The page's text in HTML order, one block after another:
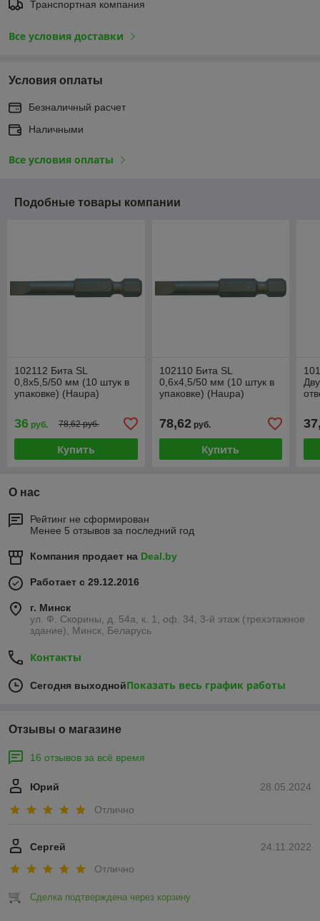
Транспортная компания
Все условия доставки
Условия оплаты
Безналичный расчет
Наличными
Все условия оплаты
Подобные товары компании
102112 Бита SL
0,8x5,5/50 мм (10 штук в
упаковке) (Haupa)
36 руб. 78,62 руб.
Купить
102110 Бита SL
0,6x4,5/50 мм (10 штук в
упаковке) (Haupa)
78,62руб.
Купить
О нас
Рейтинг не сформирован
Менее 5 отзывов за последний год
Компания продает на Deal.by
Работает с 29.12.2016
г. Минск
ул. Ф. Скорины, д. 54а, к. 1, оф. 34, 3-й этаж (трехэтажное
здание), Минск, Беларусь
Контакты
Сегодня выходнойПоказать весь график работы
Отзывы о магазине
16 отзывов за всё время
28.05.2024
Юрий
Отлично
24.11.2022
Сергей
Отлично
Сделка подтверждена через корзину